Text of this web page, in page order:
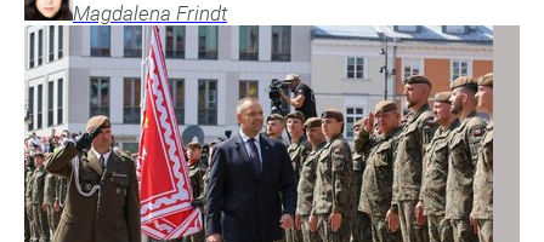
Magdalena Frindt